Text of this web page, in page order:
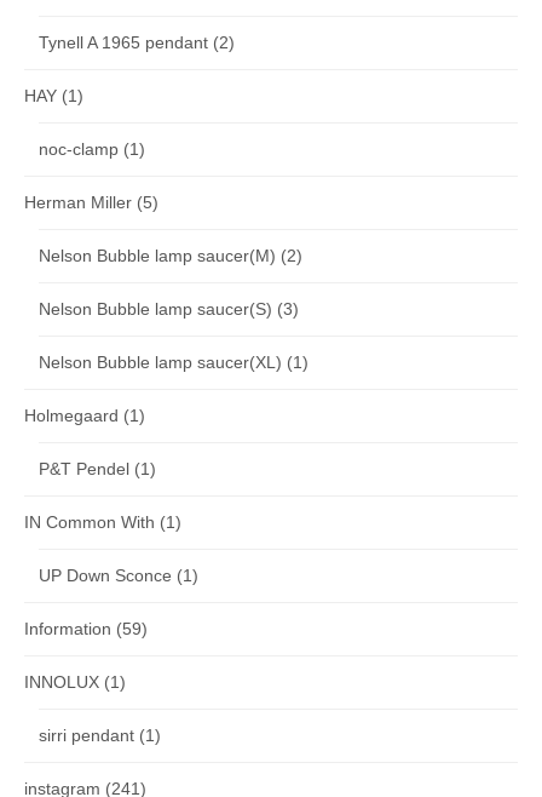
Tynell A 1965 pendant (2)
HAY (1)
noc-clamp (1)
Herman Miller (5)
Nelson Bubble lamp saucer(M) (2)
Nelson Bubble lamp saucer(S) (3)
Nelson Bubble lamp saucer(XL) (1)
Holmegaard (1)
P&T Pendel (1)
IN Common With (1)
UP Down Sconce (1)
Information (59)
INNOLUX (1)
sirri pendant (1)
instagram (241)